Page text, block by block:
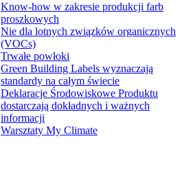
Know-how w zakresie produkcji farb
proszkowych
Nie dla lotnych związków organicznych
(VOCs)
Trwałe powłoki
Green Building Labels wyznaczają
standardy na całym świecie
Deklaracje Środowiskowe Produktu
dostarczają dokładnych i ważnych
informacji
Warsztaty My Climate